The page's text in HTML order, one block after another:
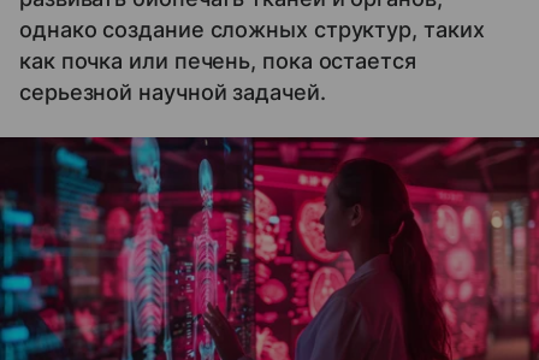
однако создание сложных структур, таких
как почка или печень, пока остается
серьезной научной задачей.